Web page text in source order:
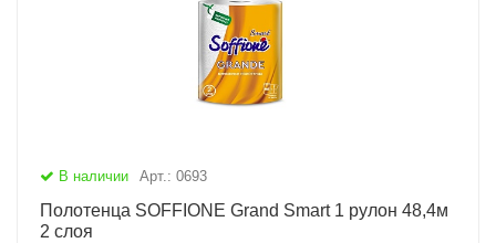
В наличии Арт.: 0693
Полотенца SOFFIONE Grand Smart 1 рулон 48,4м
2 слоя